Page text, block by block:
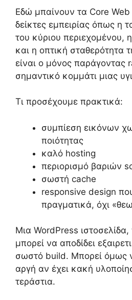
Εδώ μπαίνουν τα Core
δείκτες εμπειρίας όπως η
του κύριου περιεχομένου,
και η οπτική σταθερότητα
είναι ο μόνος παράγοντας
σημαντικό κομμάτι μιας
Τι προσέχουμε πρακτικά:
συμπίεση εικόνων
ποιότητας
καλό hosting
περιορισμό βαριών
σωστή cache
responsive design
πραγματικά, όχι
Μια WordPress ιστοσελίδα,
μπορεί να αποδίδει
σωστό build. Μπορεί όμως
αργή αν έχει κακή
τεράστια.